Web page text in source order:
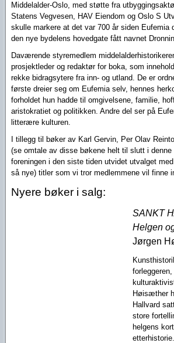
Middelalder-Oslo, med støtte fra
Statens Vegvesen, HAV Eiendom og Oslo S
skulle markere at det var 700 år siden Eufemia
den nye bydelens hovedgate fått navnet
Daværende styremedlem
prosjektleder og redaktør for boka, som
rekke bidragsytere fra inn- og utland. De er
første dreier seg om Eufemia selv, hennes
forholdet hun hadde til omgivelsene, familie,
aristokratiet og politikken. Andre del ser på
litterære kulturen.
I tillegg til bøker av Karl Gervin, Per Olav
(se omtale av disse bøkene helt til slutt i denne
foreningen i den siste tiden utvidet utvalget
så nye) titler som vi tror medlemmene vil finne
Nyere bøker i salg:
SANKT
Helgen
Jørgen
Høisæther
Hallvard
store
helgens